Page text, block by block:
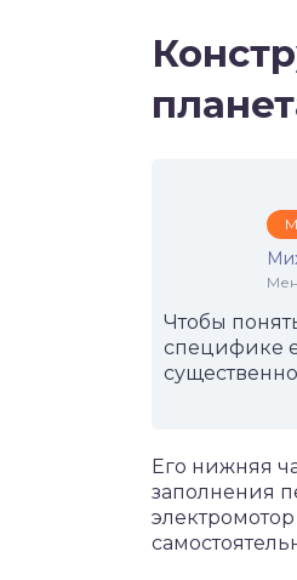
Чтобы
специфике
Его нижняя
заполнения